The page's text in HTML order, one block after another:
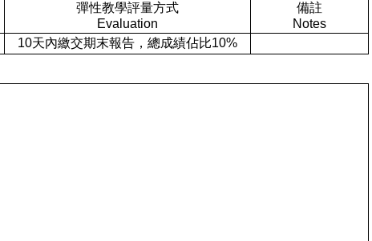
彈性教學評量方式
Evaluation
備註
Notes
10天內繳交期末報告，總成績佔比10%